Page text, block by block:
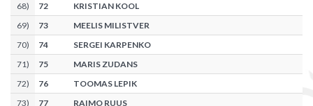
68) 72
KRISTIAN KOOL
69) 73
MEELIS MILISTVER
70) 74
SERGEI KARPENKO
71) 75
MARIS ZUDANS
72) 76
TOOMAS LEPIK
73) 77
RAIMO RUUS